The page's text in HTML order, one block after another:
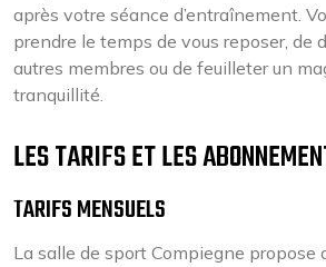
après votre séance d’entraînement.
prendre le temps de vous reposer, de
autres membres ou de feuilleter un
tranquillité.
LES TARIFS ET LES
TARIFS MENSUELS
La salle de sport Compiegne propose